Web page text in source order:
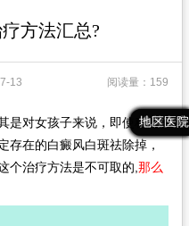
最新文章
热门文章
推荐文章
地区医院
方法汇总?
13 阅读量：159
对女孩子来说，即使稳定
存在的白癜风白斑祛除掉，
个治疗方法是不可取的, 那么